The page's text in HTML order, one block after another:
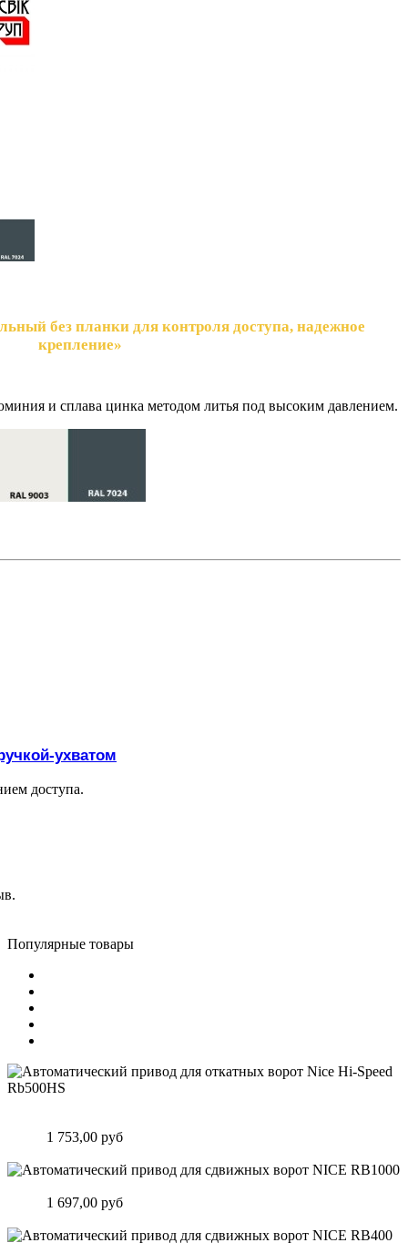
без планки для контроля доступа, надежное
крепление»
и сплава цинка методом литья под высоким давлением.
ухватом
доступа.
Популярные товары
1 753,00 руб
1 697,00 руб